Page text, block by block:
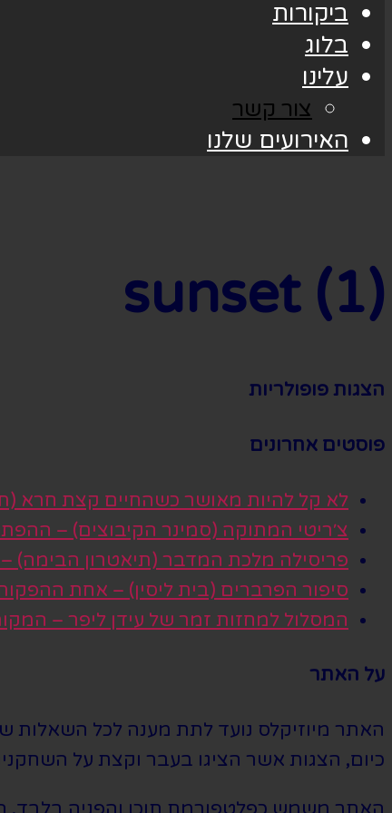
ביקורות
בלוג
עלינו
צור קשר
האירועים שלנו
sunset (1)
הצגות פופולריות
פוסטים אחרונים
לא קל להיות מאושר כשהחיים קצת חרא
צ׳ריטי המתוקה (סמינר הקיבוצים) –
פריסילה מלכת המדבר (תיאטרון הבימה) –
סיפור הפרברים (בית ליסין) – אחת
המסלול למחזות זמר של עידן ליפר –
על האתר
האתר מיוזיקלס נועד לתת מענה לכל השאלות
כיום, הצגות אשר הציגו בעבר וקצת על